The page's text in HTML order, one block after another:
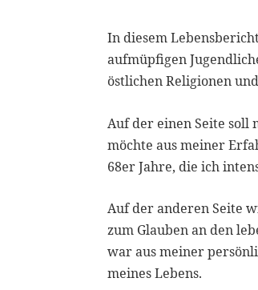
In diesem
aufmüpfigen
östlichen Religionen
Auf der einen Seite soll
möchte aus meiner
68er Jahre, die ich
Auf der anderen Seite
zum Glauben an den
war aus meiner
meines Lebens.